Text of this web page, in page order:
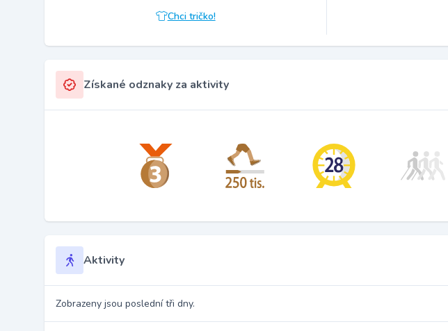
Chci tričko!
Získané odznaky za aktivity
Aktivity
Zobrazeny jsou poslední tři dny.